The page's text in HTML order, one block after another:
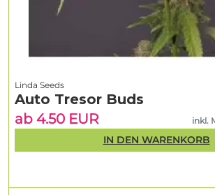
Linda Seeds
Auto Tresor Buds
ab 4.50 EUR
inkl.
IN DEN WARENKORB